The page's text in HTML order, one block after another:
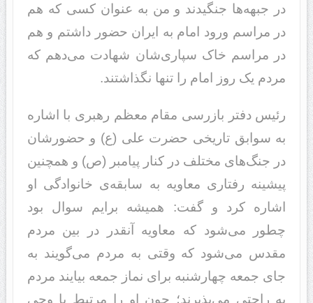
در جبهه‌ها جنگیدند و من به عنوان کسی که هم
در مراسم ورود امام به ایران حضور داشتم و هم
در مراسم خاک سپاری‌شان شهادت می‌دهم که
مردم یک روز امام را تنها نگذاشتند.
رئیس دفتر بازرسی مقام معظم رهبری با اشاره
به سوابق تاریخی حضرت علی (ع) و حضورشان
در جنگ‌های مختلف در کنار پیامبر (ص) و همچنین
پیشینه رفتاری معاویه به سابقه‌ی خانوادگی او
اشاره کرد و گفت: همیشه برایم سوال بود
چطور می‌شود که معاویه آنقدر در بین مردم
مقدس می‌شود که وقتی به مردم می‌گویند به
جای جمعه چهارشنبه برای نماز جمعه بیایند مردم
به راحتی می‌پذیرند؛ چون او را مرتبط با وحی